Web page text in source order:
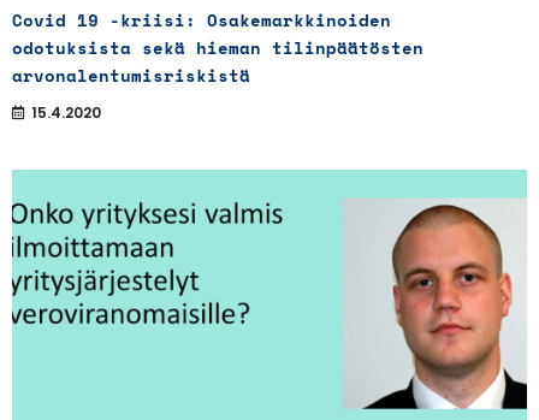
Covid 19 -kriisi: Osakemarkkinoiden
odotuksista sekä hieman tilinpäätösten
arvonalentumisriskistä
15.4.2020